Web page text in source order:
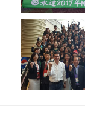
聯絡我們